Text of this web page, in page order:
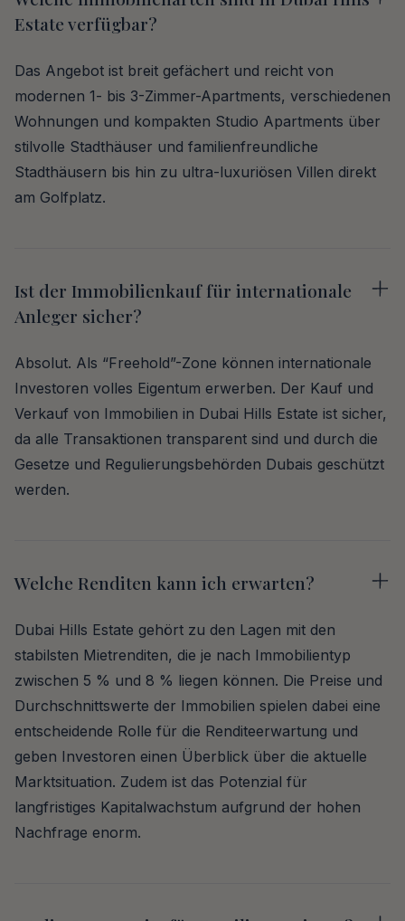
Estate verfügbar?
Das Angebot ist breit gefächert und reicht von
modernen 1- bis 3-Zimmer-Apartments, verschiedenen
Wohnungen und kompakten Studio Apartments über
stilvolle Stadthäuser und familienfreundliche
Stadthäusern bis hin zu ultra-luxuriösen Villen direkt
am Golfplatz.
Ist der Immobilienkauf für internationale
Anleger sicher?
Absolut. Als “Freehold”-Zone können internationale
Investoren volles Eigentum erwerben. Der Kauf und
Verkauf von Immobilien in Dubai Hills Estate ist sicher,
da alle Transaktionen transparent sind und durch die
Gesetze und Regulierungsbehörden Dubais geschützt
werden.
Welche Renditen kann ich erwarten?
Dubai Hills Estate gehört zu den Lagen mit den
stabilsten Mietrenditen, die je nach Immobilientyp
zwischen 5 % und 8 % liegen können. Die Preise und
Durchschnittswerte der Immobilien spielen dabei eine
entscheidende Rolle für die Renditeerwartung und
geben Investoren einen Überblick über die aktuelle
Marktsituation. Zudem ist das Potenzial für
langfristiges Kapitalwachstum aufgrund der hohen
Nachfrage enorm.